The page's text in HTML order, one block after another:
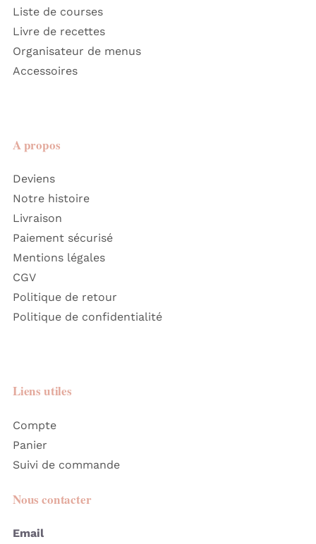
Liste de courses
Livre de recettes
Organisateur de menus
Accessoires
A propos
Deviens
Notre histoire
Livraison
Paiement sécurisé
Mentions légales
CGV
Politique de retour
Politique de confidentialité
Liens utiles
Compte
Panier
Suivi de commande
Nous contacter
Email